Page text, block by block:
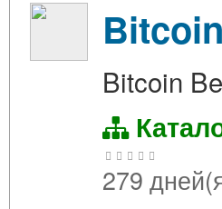
Bitcoin
279